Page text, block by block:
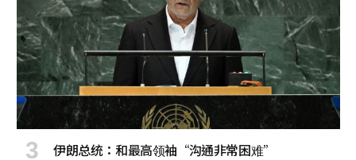
伊朗总统：和最高领袖“沟通非常困难”